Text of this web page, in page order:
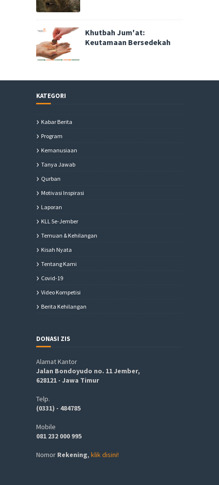
Khutbah Jum'at:
Keutamaan Bersedekah
KATEGORI
Kabar Berita
Program
Kemanusiaan
Tanya Jawab
Qurban
Motivasi Inspirasi
Laporan
KLL Se-Jember
Temuan & Kehilangan
Kisah Nyata
Tentang Kami
Covid-19
Video Kompetisi
Berita Kehilangan
DONASI ZIS
Alamat Kantor
Jalan Bondoyudo no. 11 Jember,
628121 - Jawa Timur
Telp.
(0331) - 484785
Mobile
081 232 000 995
Nomor Rekening, klik disini!